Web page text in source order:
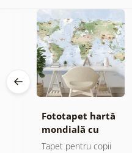
Fototapet hartă
mondială cu
animale
Tapet pentru copii